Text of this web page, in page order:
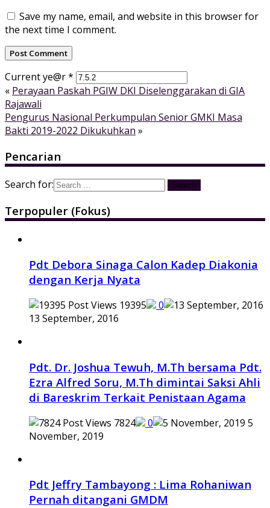
Save my name, email, and website in this browser for
the next time I comment.
Current ye@r*
« Perayaan Paskah PGIW DKI Diselenggarakan di GIA
Rajawali
Pengurus Nasional Perkumpulan Senior GMKI Masa
Bakti 2019-2022 Dikukuhkan »
Pencarian
Search for:
Terpopuler (Fokus)
Pdt Debora Sinaga Calon Kadep Diakonia
dengan Kerja Nyata
19395
0
13 September, 2016
Pdt. Dr. Joshua Tewuh, M.Th bersama Pdt.
Ezra Alfred Soru, M.Th dimintai Saksi Ahli
di Bareskrim Terkait Penistaan Agama
7824 0
5
November, 2019
Pdt Jeffry Tambayong : Lima Rohaniwan
Pernah ditangani GMDM